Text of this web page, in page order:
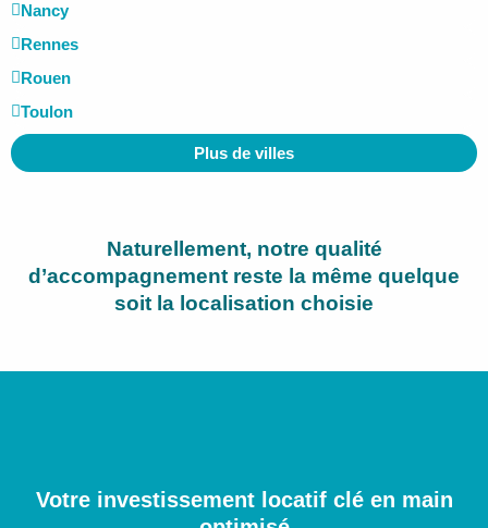
Nancy
Rennes
Rouen
Toulon
Plus de villes
Naturellement, notre qualité
d’accompagnement reste la même quelque
soit la localisation choisie
Votre investissement locatif clé en main